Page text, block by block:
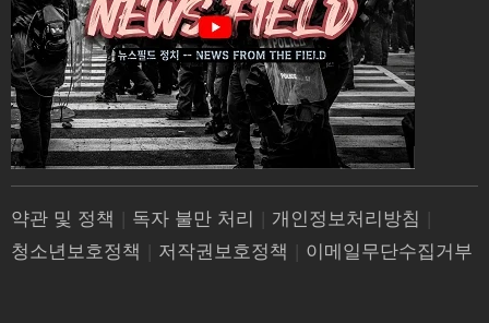
약관 및 정책 | 독자 불만 처리 | 개인정보처리방침 |
청소년보호정책 | 저작권보호정책 | 이메일무단수집거부